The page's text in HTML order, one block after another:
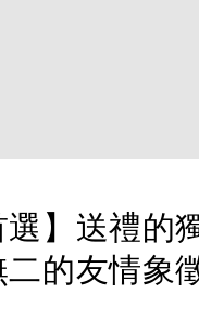
選】送禮的
的友情象